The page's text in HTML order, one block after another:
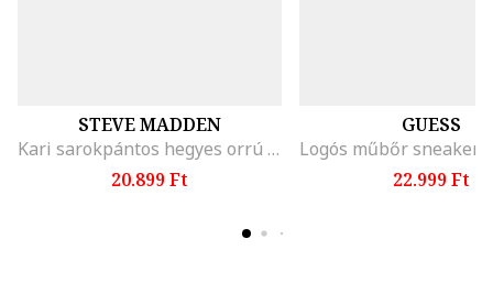
STEVE MADDEN
Kari sarokpántos hegyes orrú cipő, Fekete
20.899 Ft
GUESS
22.999 Ft